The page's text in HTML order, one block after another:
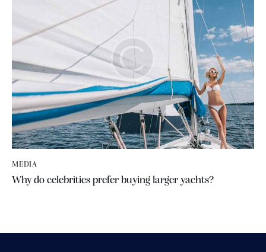
MEDIA
Why do celebrities prefer buying larger yachts?